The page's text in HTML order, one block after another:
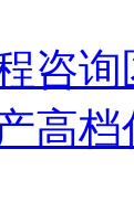
咨询
高档